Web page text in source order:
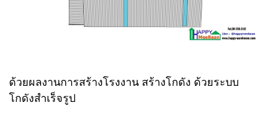
ด้วยผลงานการสร้างโรงงาน สร้างโกดัง ด้วยระบบ
โกดังสำเร็จรูป